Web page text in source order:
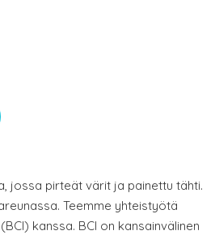
jossa pirteät värit ja painettu tähti.
Teemme yhteistyötä
kanssa. BCI on kansainvälinen